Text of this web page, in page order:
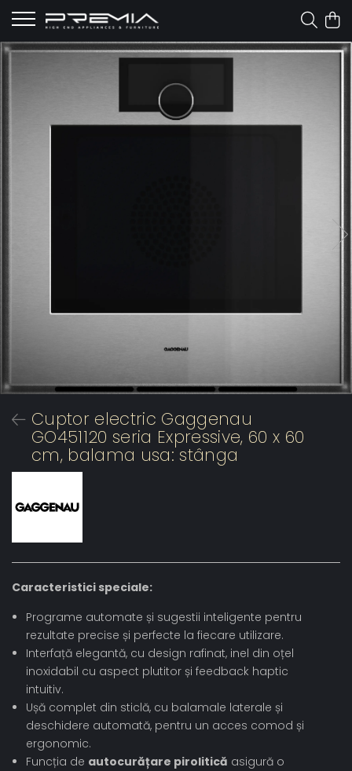
Cuptor electric Gaggenau
GO451120 seria Expressive, 60 x 60
cm, balama usa: stânga
Caracteristici speciale:
Programe automate și sugestii inteligente pentru
rezultate precise și perfecte la fiecare utilizare.
Interfață elegantă, cu design rafinat, inel din oțel
inoxidabil cu aspect plutitor și feedback haptic
intuitiv.
Ușă complet din sticlă, cu balamale laterale și
deschidere automată, pentru un acces comod și
ergonomic.
Funcția de autocurățare pirolitică asigură o